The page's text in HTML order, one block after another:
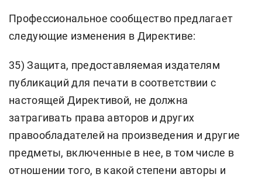
Профессиональное сообщество предлагает
следующие изменения в Директиве:
35) Защита, предоставляемая издателям
публикаций для печати в соответствии с
настоящей Директивой, не должна
затрагивать права авторов и других
правообладателей на произведения и другие
предметы, включенные в нее, в том числе в
отношении того, в какой степени авторы и